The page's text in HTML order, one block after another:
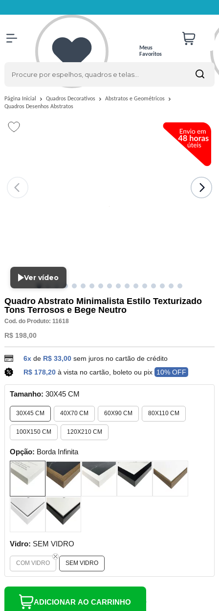
Meus
Favoritos
Página Inicial Quadros Decorativos
Abstratos e Geométricos
Quadros Desenhos Abstratos
Ver vídeo
Quadro Abstrato Minimalista Estilo Texturizado
Tons Terrosos e Bege Neutro
Cod. do Produto: 11618
R$ 198,00
6xde R$ 33,00 sem juros no cartão de crédito
R$ 178,20 à vista no cartão, boleto ou pix 10% OFF
Tamanho: 30X45 CM
30X45 CM 40X70 CM 60X90 CM 80X110 CM
100X150 CM 120X210 CM
Opção: Borda Infinita
Vidro: SEM VIDRO
COM VIDRO SEM VIDRO
ADICIONAR AO CARRINHO